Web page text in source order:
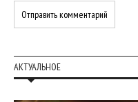
АКТУАЛЬНОЕ